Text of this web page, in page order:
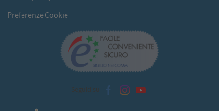
Preferenze Cookie
Seguici su